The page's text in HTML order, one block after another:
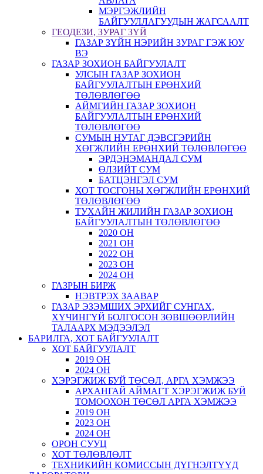
МЭРГЭЖЛИЙН
БАЙГУУЛЛАГУУДЫН ЖАГСААЛТ
ГЕОДЕЗИ, ЗУРАГ ЗҮЙ
ГАЗАР ЗҮЙН НЭРИЙН ЗУРАГ ГЭЖ ЮУ
ВЭ
ГАЗАР ЗОХИОН БАЙГУУЛАЛТ
УЛСЫН ГАЗАР ЗОХИОН
БАЙГУУЛАЛТЫН ЕРӨНХИЙ
ТӨЛӨВЛӨГӨӨ
АЙМГИЙН ГАЗАР ЗОХИОН
БАЙГУУЛАЛТЫН ЕРӨНХИЙ
ТӨЛӨВЛӨГӨӨ
СУМЫН НУТАГ ДЭВСГЭРИЙН
ХӨГЖЛИЙН ЕРӨНХИЙ ТӨЛӨВЛӨГӨӨ
ЭРДЭНЭМАНДАЛ СУМ
ӨЛЗИЙТ СУМ
БАТЦЭНГЭЛ СУМ
ХОТ ТОСГОНЫ ХӨГЖЛИЙН ЕРӨНХИЙ
ТӨЛӨВЛӨГӨӨ
ТУХАЙН ЖИЛИЙН ГАЗАР ЗОХИОН
БАЙГУУЛАЛТЫН ТӨЛӨВЛӨГӨӨ
2020 ОН
2021 ОН
2022 ОН
2023 ОН
2024 ОН
ГАЗРЫН БИРЖ
НЭВТРЭХ ЗААВАР
ГАЗАР ЭЗЭМШИХ ЭРХИЙГ СУНГАХ,
ХҮЧИНГҮЙ БОЛГОСОН ЗӨВШӨӨРЛИЙН
ТАЛААРХ МЭДЭЭЛЭЛ
БАРИЛГА, ХОТ БАЙГУУЛАЛТ
ХОТ БАЙГУУЛАЛТ
2019 ОН
2024 ОН
ХЭРЭГЖИЖ БУЙ ТӨСӨЛ, АРГА ХЭМЖЭЭ
АРХАНГАЙ АЙМАГТ ХЭРЭГЖИЖ БУЙ
ТОМООХОН ТӨСӨЛ АРГА ХЭМЖЭЭ
2019 ОН
2023 ОН
2024 ОН
ОРОН СУУЦ
ХОТ ТӨЛӨВЛӨЛТ
ТЕХНИКИЙН КОМИССЫН ДҮГНЭЛТҮҮД